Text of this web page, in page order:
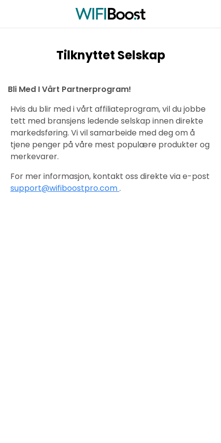
Tilknyttet Selskap
Bli Med I Vårt Partnerprogram!
Hvis du blir med i vårt affiliateprogram, vil du jobbe
tett med bransjens ledende selskap innen direkte
markedsføring. Vi vil samarbeide med deg om å
tjene penger på våre mest populære produkter og
merkevarer.
For mer informasjon, kontakt oss direkte via e-post
support@wifiboostpro.com.